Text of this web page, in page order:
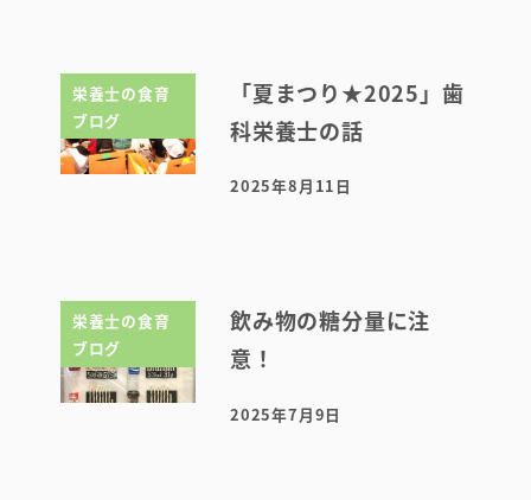
栄養士の食育
ブログ
「夏まつり★2025」歯
科栄養士の話
投稿日
2025年8月11日
栄養士の食育
ブログ
飲み物の糖分量に注
意！
投稿日
2025年7月9日